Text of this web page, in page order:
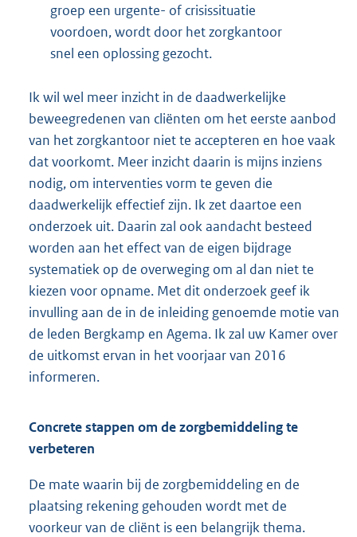
groep een urgente- of crisissituatie
voordoen, wordt door het zorgkantoor
snel een oplossing gezocht.
Ik wil wel meer inzicht in de daadwerkelijke
beweegredenen van cliënten om het eerste aanbod
van het zorgkantoor niet te accepteren en hoe vaak
dat voorkomt. Meer inzicht daarin is mijns inziens
nodig, om interventies vorm te geven die
daadwerkelijk effectief zijn. Ik zet daartoe een
onderzoek uit. Daarin zal ook aandacht besteed
worden aan het effect van de eigen bijdrage
systematiek op de overweging om al dan niet te
kiezen voor opname. Met dit onderzoek geef ik
invulling aan de in de inleiding genoemde motie van
de leden Bergkamp en Agema. Ik zal uw Kamer over
de uitkomst ervan in het voorjaar van 2016
informeren.
Concrete stappen om de zorgbemiddeling te
verbeteren
De mate waarin bij de zorgbemiddeling en de
plaatsing rekening gehouden wordt met de
voorkeur van de cliënt is een belangrijk thema.